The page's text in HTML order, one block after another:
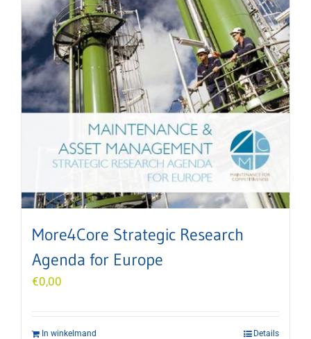
More4Core Strategic Research
Agenda for Europe
€0,00
In winkelmand Details